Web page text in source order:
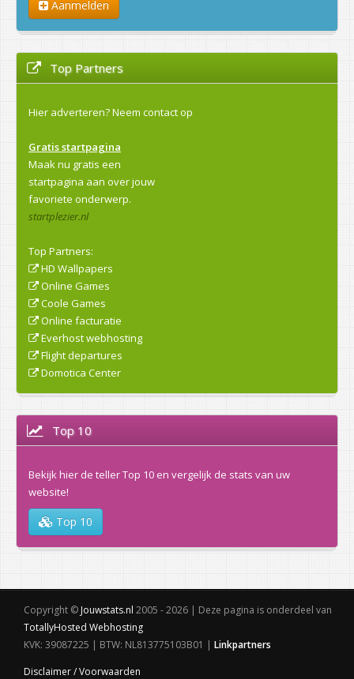
Aanmelden
Top Partners
Hier adverteren?Neem contact op
Gratis startpagina
Maak nu gratis een
startpagina aan over jouw
favoriete onderwerp.
startplezier.nl
Top Partners:
HD Wallpapers
Online Games
Coole Games
Online facturatie
Everhost webhosting
Flight departures
Domotica Center
Top 10
Bekijk hier de teller Top 10 en vergelijk de stats van uw
website!
Top 10
Copyright © Jouwstats.nl 2005 - 2026 | Deze pagina is onderdeel van
TotallyHosted Webhosting
KVK: 39087225 | BTW: NL813775103B01 | Linkpartners
Disclaimer / Voorwaarden